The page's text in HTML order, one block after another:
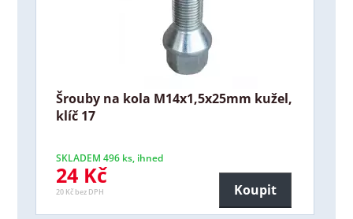
Šrouby na kola M14x1,5x25mm kužel,
klíč 17
SKLADEM 496 ks, ihned
24 Kč
20 Kč bez DPH Koupit